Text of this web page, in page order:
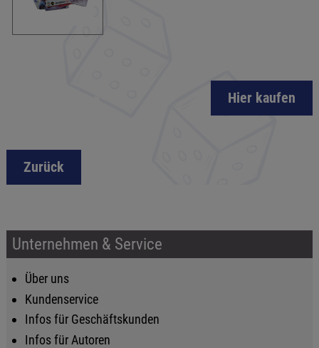
Hier kaufen
Zurück
Unternehmen & Service
Über uns
Kundenservice
Infos für Geschäftskunden
Infos für Autoren